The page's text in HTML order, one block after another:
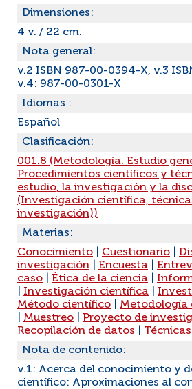
Dimensiones:
4 v. / 22 cm.
Nota general:
v.2 ISBN 987-00-0394-X, v.3
v.4: 987-00-0301-X
Idiomas :
Español
Clasificación:
001.8 (Metodología. Estudio
Procedimientos científicos y
estudio, la investigación y la
(Investigación científica,
investigación))
Materias:
Conocimiento
Cuestionario
investigación
Encuesta
caso
Ética de la ciencia
Investigación científica
Método científico
Metodología
Muestreo Proyecto de
Recopilación de datos
Nota de contenido:
v.1: Acerca del conocimiento y
científico: Aproximaciones al